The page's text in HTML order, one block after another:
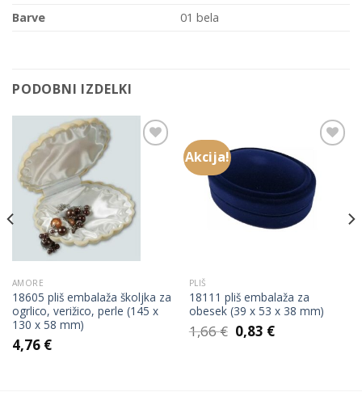
Barve
01 bela
PODOBNI IZDELKI
Wishlist
AMORE
18605 pliš embalaža školjka za
ogrlico, verižico, perle (145 x
130 x 58 mm)
4,76 €
Akcija!
Add to
Wishlist
PLIŠ
18111 pliš embalaža za
obesek (39 x 53 x 38 mm)
1,66€ Izvirna
cena
0,83 €Trenutna